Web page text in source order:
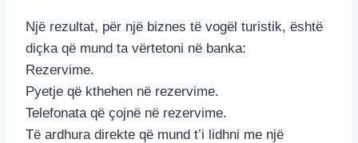
Një rezultat, për një biznes të vogël turistik, është
diçka që mund ta vërtetoni në banka:
Rezervime.
Pyetje që kthehen në rezervime.
Telefonata që çojnë në rezervime.
Të ardhura direkte që mund t’i lidhni me një